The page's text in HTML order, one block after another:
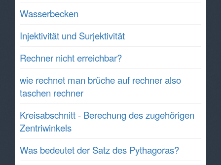
Wasserbecken
Injektivität und Surjektivität
Rechner nicht erreichbar?
wie rechnet man brüche auf rechner also
taschen rechner
Kreisabschnitt - Berechung des zugehörigen
Zentriwinkels
Was bedeutet der Satz des Pythagoras?